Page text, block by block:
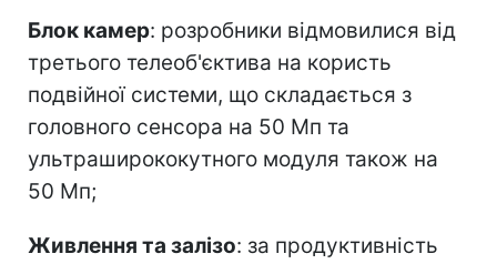
Блок камер: розробники відмовилися від
третього телеоб'єктива на користь
подвійної системи, що складається з
головного сенсора на 50 Мп та
ультраширококутного модуля також на
50 Мп;
Живлення та залізо: за продуктивність